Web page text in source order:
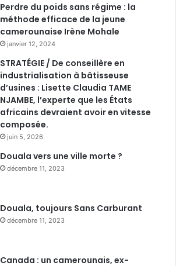
Perdre du poids sans régime : la
méthode efficace de la jeune
camerounaise Irène Mohale
janvier 12, 2024
STRATÉGIE / De conseillère en
industrialisation à bâtisseuse
d’usines : Lisette Claudia TAME
NJAMBE, l’experte que les États
africains devraient avoir en vitesse
composée.
juin 5, 2026
Douala vers une ville morte ?
décembre 11, 2023
Douala, toujours Sans Carburant
décembre 11, 2023
Canada : un camerounais, ex-